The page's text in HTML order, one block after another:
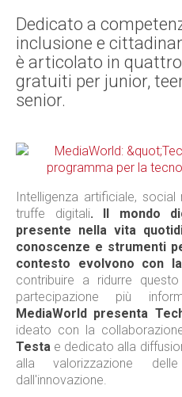
Dedicato a
inclusione e
è articolato in
gratuiti per junior,
senior.
Intelligenza artificiale,
truffe digitali. Il mondo
presente nella vita
conoscenze e strumenti
contesto evolvono con
contribuire a ridurre
partecipazione più
MediaWorld presenta
ideato con la
Testa e dedicato alla
alla valorizzazione
dall'innovazione.